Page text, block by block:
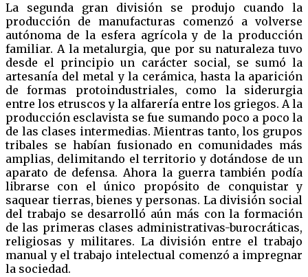
La segunda gran división se produjo cuando la
producción de manufacturas comenzó a volverse
autónoma de la esfera agrícola y de la producción
familiar. A la metalurgia, que por su naturaleza tuvo
desde el principio un carácter social, se sumó la
artesanía del metal y la cerámica, hasta la aparición
de formas protoindustriales, como la siderurgia
entre los etruscos y la alfarería entre los griegos. A la
producción esclavista se fue sumando poco a poco la
de las clases intermedias. Mientras tanto, los grupos
tribales se habían fusionado en comunidades más
amplias, delimitando el territorio y dotándose de un
aparato de defensa. Ahora la guerra también podía
librarse con el único propósito de conquistar y
saquear tierras, bienes y personas. La división social
del trabajo se desarrolló aún más con la formación
de las primeras clases administrativas-burocráticas,
religiosas y militares. La división entre el trabajo
manual y el trabajo intelectual comenzó a impregnar
la sociedad.